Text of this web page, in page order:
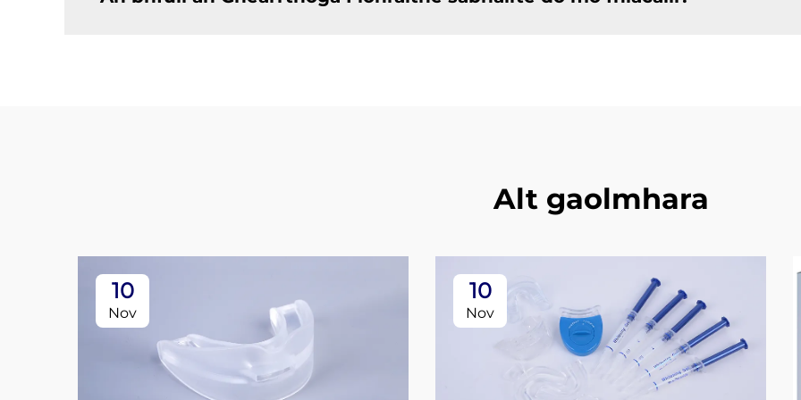
Alt gaolmhara
10
Nov
10
Nov